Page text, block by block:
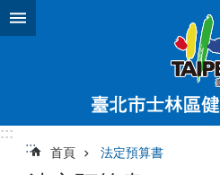
跳到主要內容區塊
:::
:::
首頁 法定預算書